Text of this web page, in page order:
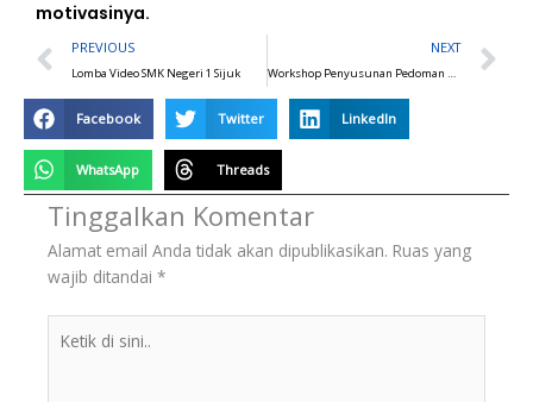
motivasinya.
Prev
PREVIOUS
Lomba Video SMK Negeri 1 Sijuk
NEXT
Workshop Penyusunan Pedoman Budaya Kerja
Facebook Twitter LinkedIn
WhatsApp Threads
Tinggalkan Komentar
Alamat email Anda tidak akan dipublikasikan. Ruas yang
wajib ditandai *